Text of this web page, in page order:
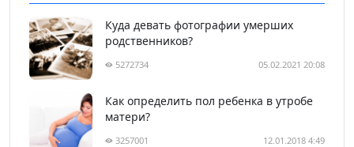
Куда девать фотографии умерших
родственников?
5272734 05.02.2021 20:08
Как определить пол ребенка в утробе
матери?
3257001 12.01.2018 4:49